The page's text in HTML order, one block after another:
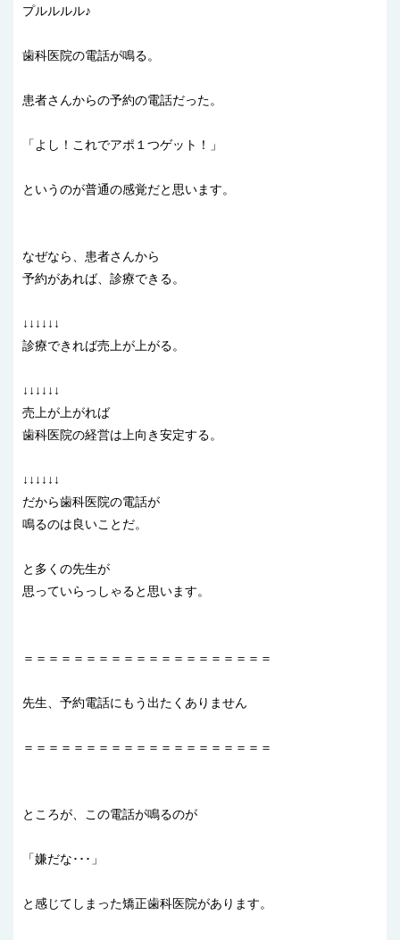
プルルルル♪
歯科医院の電話が鳴る。
患者さんからの予約の電話だった。
「よし！これでアポ１つゲット！」
というのが普通の感覚だと思います。
なぜなら、患者さんから
予約があれば、診療できる。
↓↓↓↓↓↓
診療できれば売上が上がる。
↓↓↓↓↓↓
売上が上がれば
歯科医院の経営は上向き安定する。
↓↓↓↓↓↓
だから歯科医院の電話が
鳴るのは良いことだ。
と多くの先生が
思っていらっしゃると思います。
＝＝＝＝＝＝＝＝＝＝＝＝＝＝＝＝＝＝＝＝
先生、予約電話にもう出たくありません
＝＝＝＝＝＝＝＝＝＝＝＝＝＝＝＝＝＝＝＝
ところが、この電話が鳴るのが
「嫌だな･･･」
と感じてしまった矯正歯科医院があります。